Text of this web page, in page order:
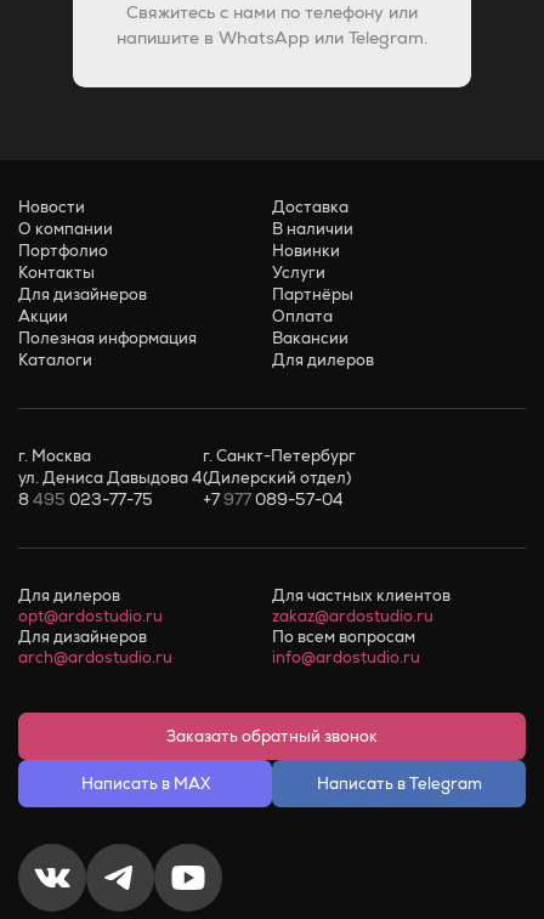
Свяжитесь с нами по телефону или
напишите в WhatsApp или Telegram.
Новости
О компании
Портфолио
Контакты
Для дизайнеров
Акции
Полезная информация
Каталоги
Доставка
В наличии
Новинки
Услуги
Партнёры
Оплата
Вакансии
Для дилеров
г. Москва
ул. Дениса Давыдова 4
8495 023-77-75
г. Санкт-Петербург
(Дилерский отдел)
+7977089-57-04
Для дилеров
opt@ardostudio.ru
Для частных клиентов
zakaz@ardostudio.ru
Для дизайнеров
arch@ardostudio.ru
По всем вопросам
info@ardostudio.ru
Заказать обратный звонок
Написать в MAX Написать в Telegram